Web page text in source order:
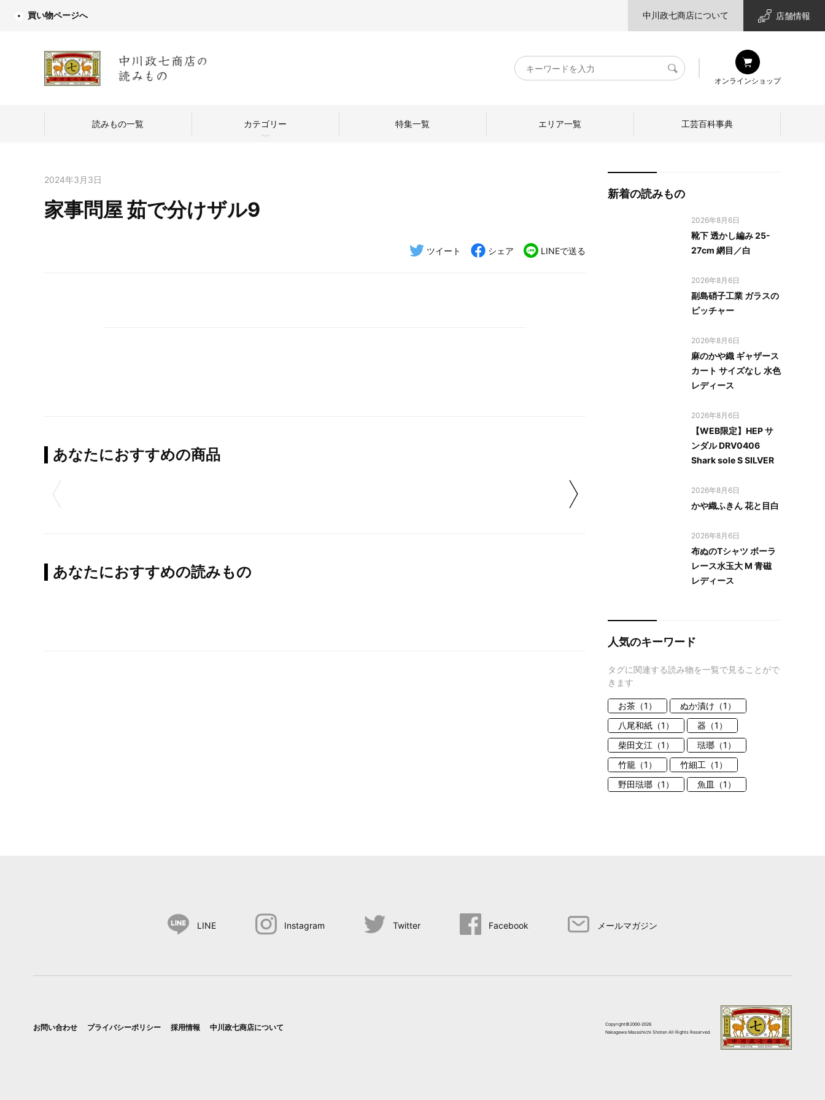
買い物ページへ 中川政七商店について 店舗情報
キ
ー
検
オンラインショップ
読みもの一覧 カテゴリー
中川政七商店のものづくり
特集一覧 エリア一覧 工芸百科事典
2024年3月3日
家事問屋 茹で分けザル9
ツイート シェア LINEで送る
あなたにおすすめの商品
あなたにおすすめの読みもの
新着の読みもの
2026年8月6日
靴下 透かし編み 25-
27cm 網目／白
2026年8月6日
副島硝子工業 ガラスの
ピッチャー
2026年8月6日
麻のかや織 ギャザース
カート サイズなし 水色
レディース
2026年8月6日
【WEB限定】HEP サ
ンダル DRV0406
Shark sole S SILVER
2026年8月6日
かや織ふきん 花と目白
2026年8月6日
布ぬのTシャツ ボーラ
レース水玉大 M 青磁
レディース
人気のキーワード
タグに関連する読み物を一覧で見ることがで
きます
お茶（1）
ぬか漬け（1）
八尾和紙（1）
器（1）
柴田文江（1）
琺瑯（1）
竹籠（1）
竹細工（1）
野田琺瑯（1）
魚皿（1）
LINE Instagram Twitter Facebook メールマガジン
お問い合わせ プライバシーポリシー 採用情報 中川政七商店について
Copyright©2000-2026
Nakagawa Masashichi Shoten All Rights Reserved.